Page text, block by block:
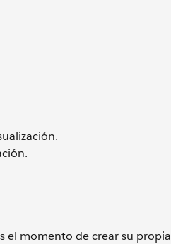
el momento de crear su propia